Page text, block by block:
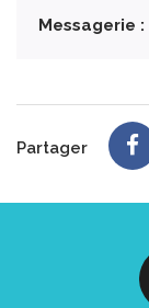
Messagerie :
Partager